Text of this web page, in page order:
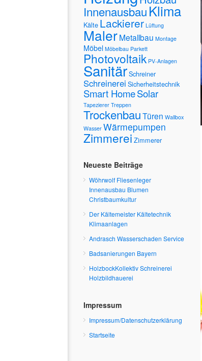
InnenausbauKlima
Kälte Lackierer Lüftung
MalerMetallbau Montage
Möbel Möbelbau Parkett
Photovoltaik PV-Anlagen
SanitärSchreiner
Schreinerei Sicherheitstechnik
Smart HomeSolar
Tapezierer Treppen
TrockenbauTüren Wallbox
Wasser Wärmepumpen
Zimmerei Zimmerer
Neueste Beiträge
Wöhrwolf Fliesenleger
Innenausbau Blumen
Christbaumkultur
Der Kältemeister Kältetechnik
Klimaanlagen
Andrasch Wasserschaden Service
Badsanierungen Bayern
HolzbockKollektiv Schreinerei
Holzbildhauerei
Impressum
Impressum/Datenschutzerklärung
Startseite